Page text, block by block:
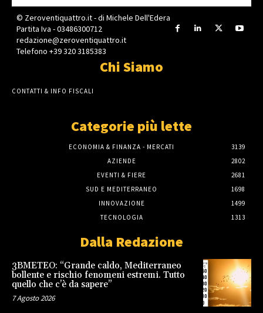
© Zeroventiquattro.it - di Michele Dell'Edera
Partita Iva - 03486300712
redazione@zeroventiquattro.it
Telefono +39 320 3185383
Chi Siamo
CONTATTI & INFO FISCALI
Categorie più lette
ECONOMIA & FINANZA - MERCATI
3139
AZIENDE
2802
EVENTI & FIERE
2681
SUD E MEDITERRANEO
1698
INNOVAZIONE
1499
TECNOLOGIA
1313
Dalla Redazione
3BMETEO: “Grande caldo, Mediterraneo
bollente e rischio fenomeni estremi. Tutto
quello che c’è da sapere”
7 Agosto 2026